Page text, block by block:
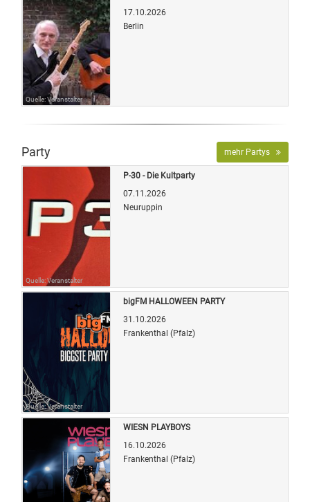
Quelle: Veranstalter
17.10.2026
Berlin
Party mehr Partys
Quelle: Veranstalter
P-30 - Die Kultparty
07.11.2026
Neuruppin
Quelle: Veranstalter
bigFM HALLOWEEN PARTY
31.10.2026
Frankenthal (Pfalz)
WIESN PLAYBOYS
16.10.2026
Frankenthal (Pfalz)